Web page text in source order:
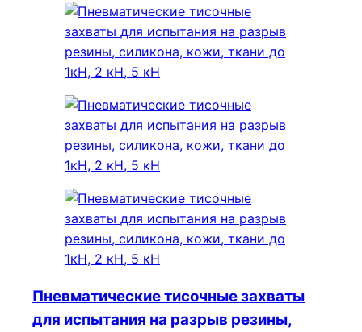
Пневматические тисочные захваты
для испытания на разрыв резины,